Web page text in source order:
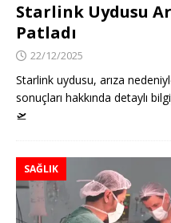
Starlink Uydusu
Patladı
22/12/2025
Starlink uydusu, arıza
sonuçları hakkında detaylı
🛫
SAĞLIK